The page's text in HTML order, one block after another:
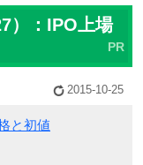
）：IPO上場
2015-10-25
と初値